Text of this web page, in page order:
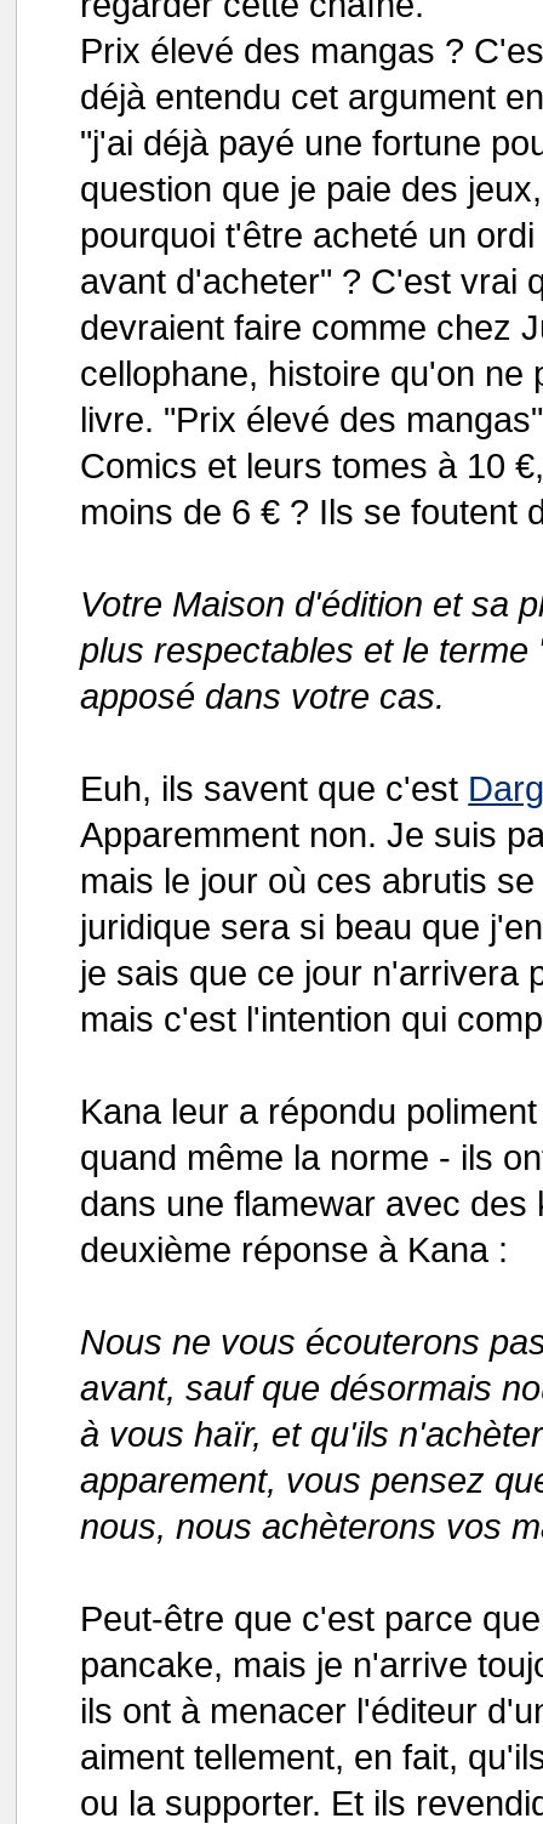
Prix élevé des mangas ?
déjà entendu cet argument
"j'ai déjà payé une fortune
question que je paie des
pourquoi t'être acheté un
avant d'acheter" ? C'est vrai
devraient faire comme chez
cellophane, histoire qu'on ne
livre. "Prix élevé des
Comics et leurs tomes à 10
moins de 6 € ? Ils se foutent
Votre Maison d'édition et sa
plus respectables et le
apposé dans votre cas.
Euh, ils savent que c'est
Apparemment non. Je suis
mais le jour où ces abrutis
juridique sera si beau que
je sais que ce jour n'arrivera
mais c'est l'intention qui
Kana leur a répondu
quand même la norme - ils
dans une flamewar avec
deuxième réponse à Kana :
Nous ne vous écouterons
avant, sauf que désormais
à vous haïr, et qu'ils
apparement, vous pensez
nous, nous achèterons vos
Peut-être que c'est parce
pancake, mais je n'arrive
ils ont à menacer l'éditeur
aiment tellement, en fait,
ou la supporter. Et ils